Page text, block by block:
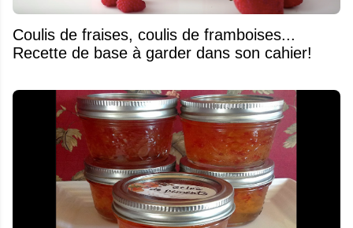
Coulis de fraises, coulis de framboises...
Recette de base à garder dans son cahier!